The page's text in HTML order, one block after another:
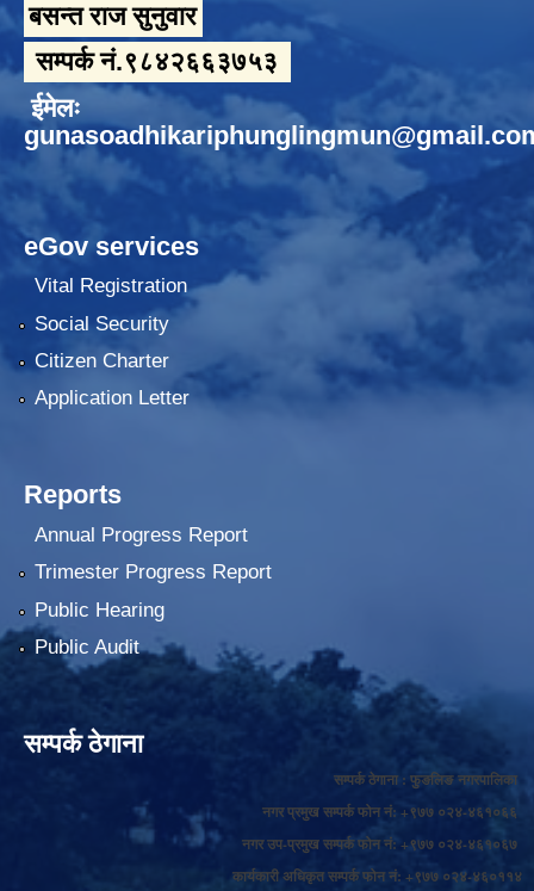
बसन्त राज सुनुवार
सम्पर्क नं.९८४२६६३७५३
ईमेलः
eGov services
Vital Registration
Social Security
Citizen Charter
Application Letter
Reports
Annual Progress Report
Trimester Progress Report
Public Hearing
Public Audit
सम्पर्क ठेगाना
सम्पर्क ठेगाना : फुङलिङ नगरपालिका
नगर प्रमुख सम्पर्क फोन नं: +९७७ ०२४-४६१०६६
नगर उप-प्रमुख सम्पर्क फोन नं: +९७७ ०२४-४६१०६७
कार्यकारी अधिकृत सम्पर्क फोन नं: +९७७ ०२४-४६०११४